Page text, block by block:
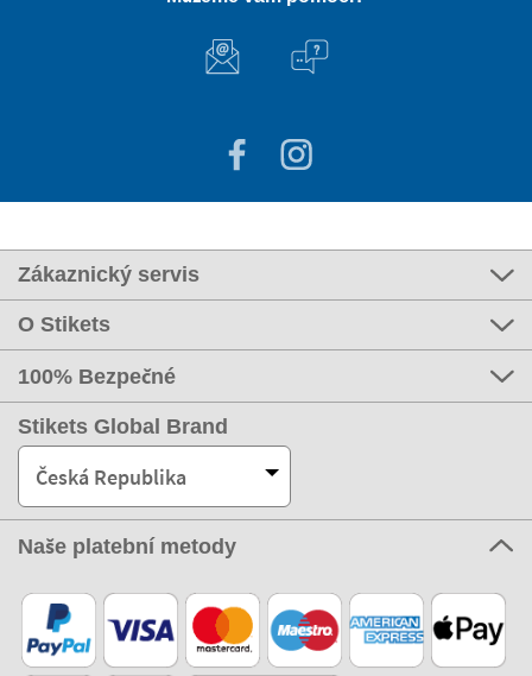
Zákaznický servis
O Stikets
100% Bezpečné
Stikets Global Brand
Česká Republika
Naše platební metody